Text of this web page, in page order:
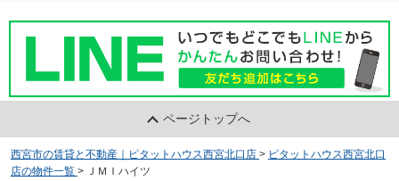
ページトップへ
西宮市の賃貸と不動産｜ピタットハウス西宮北口店 > ピタットハウス西宮北口
店の物件一覧 > ＪＭＩハイツ